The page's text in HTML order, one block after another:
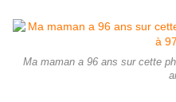
Ma maman a 96 ans sur cette